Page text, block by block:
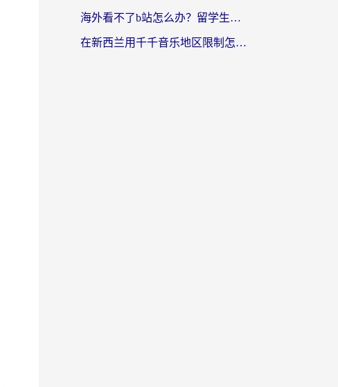
海外看不了b站怎么办？留学生亲测有效的回国加速器选择攻略，解决豆瓣音乐、美团外卖难题
在新西兰用千千音乐地区限制怎么办？海外华人必备的回国加速解决方案